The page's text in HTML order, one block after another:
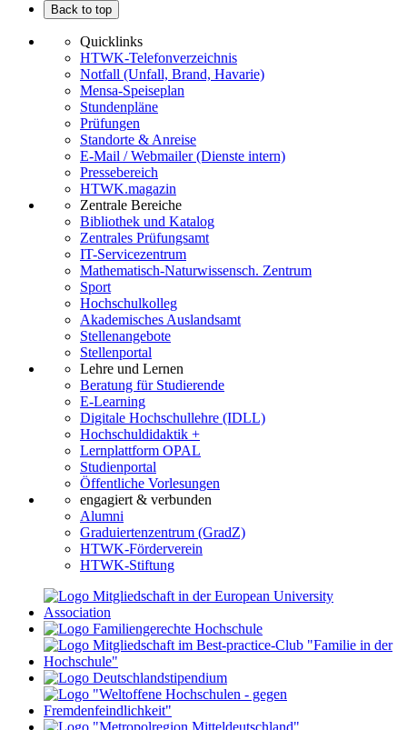
Back to top
Quicklinks
HTWK-Telefonverzeichnis
Notfall (Unfall, Brand, Havarie)
Mensa-Speiseplan
Stundenpläne
Prüfungen
Standorte & Anreise
E-Mail / Webmailer (Dienste intern)
Pressebereich
HTWK.magazin
Zentrale Bereiche
Bibliothek und Katalog
Zentrales Prüfungsamt
IT-Servicezentrum
Mathematisch-Naturwissensch. Zentrum
Sport
Hochschulkolleg
Akademisches Auslandsamt
Stellenangebote
Stellenportal
Lehre und Lernen
Beratung für Studierende
E-Learning
Digitale Hochschullehre (IDLL)
Hochschuldidaktik +
Lernplattform OPAL
Studienportal
Öffentliche Vorlesungen
engagiert & verbunden
Alumni
Graduiertenzentrum (GradZ)
HTWK-Förderverein
HTWK-Stiftung